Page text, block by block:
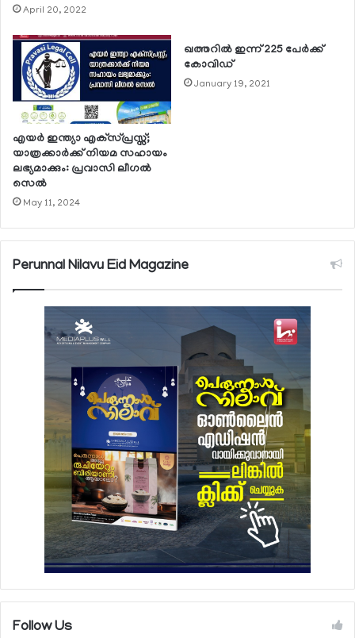
April 20, 2022
എയര്‍ ഇന്ത്യാ എക്‌സ്പ്രസ്സ്;
യാത്രക്കാര്‍ക്ക് നിയമ സഹായം
ലഭ്യമാക്കും: പ്രവാസി ലീഗല്‍
സെല്‍
May 11, 2024
ഖത്തറില്‍ ഇന്ന് 225 പേര്‍ക്ക്
കോവിഡ്
January 19, 2021
Perunnal Nilavu Eid Magazine
Follow Us